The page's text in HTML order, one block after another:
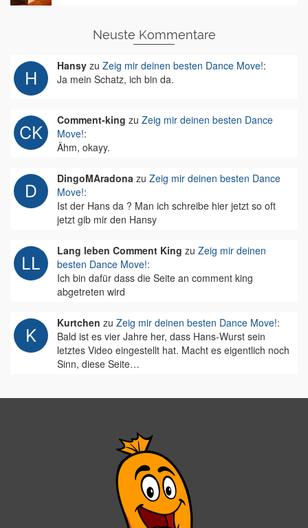
Neuste Kommentare
Hansy zu Zeig mir deinen besten Dance Move!:
Ja mein Schatz, ich bin da.
Comment-king zu Zeig mir deinen besten Dance
Move!:
Ähm, okayy.
DingoMAradona zu Zeig mir deinen besten Dance
Move!:
Ist der Hans da ? Man ich schreibe hier jetzt so oft
jetzt gib mir den Hansy
Lang leben Comment King zu Zeig mir deinen
besten Dance Move!:
Ich bin dafür dass die Seite an comment king
abgetreten wird
Kurtchen zu Zeig mir deinen besten Dance Move!:
Bald ist es vier Jahre her, dass Hans-Wurst sein
letztes Video eingestellt hat. Macht es eigentlich noch
Sinn, diese Seite…